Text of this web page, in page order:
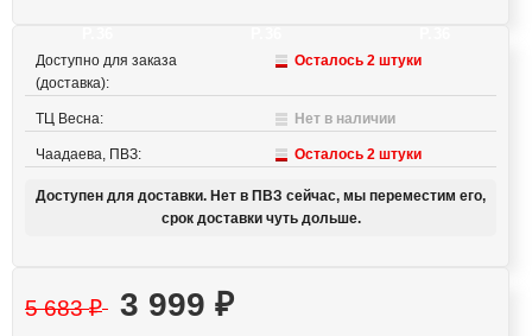
Доступно для заказа
(доставка):
Осталось 2 штуки
ТЦ Весна: Нет в наличии
Чаадаева, ПВЗ: Осталось 2 штуки
Доступен для доставки. Нет в ПВЗ сейчас, мы переместим его,
срок доставки чуть дольше.
5 683₽ 3 999 ₽